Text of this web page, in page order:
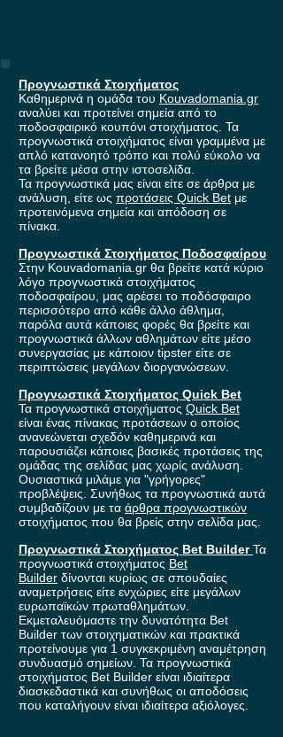
Προγνωστικά Στοιχήματος
Καθημερινά η ομάδα του Kouvadomania.gr
αναλύει και προτείνει σημεία από το
ποδοσφαιρικό κουπόνι στοιχήματος. Τα
προγνωστικά στοιχήματος είναι γραμμένα με
απλό κατανοητό τρόπο και πολύ εύκολο να
τα βρείτε μέσα στην ιστοσελίδα.
Τα προγνωστικά μας είναι είτε σε άρθρα με
ανάλυση, είτε ως προτάσεις Quick Bet με
προτεινόμενα σημεία και απόδοση σε
πίνακα.
Προγνωστικά Στοιχήματος Ποδοσφαίρου
Στην Kouvadomania.gr θα βρείτε κατά κύριο
λόγο προγνωστικά στοιχήματος
ποδοσφαίρου, μας αρέσει το ποδόσφαιρο
περισσότερο από κάθε άλλο άθλημα,
παρόλα αυτά κάποιες φορές θα βρείτε και
προγνωστικά άλλων αθλημάτων είτε μέσο
συνεργασίας με κάποιον tipster είτε σε
περιπτώσεις μεγάλων διοργανώσεων.
Προγνωστικά Στοιχήματος Quick Bet
Τα προγνωστικά στοιχήματος Quick Bet
είναι ένας πίνακας προτάσεων ο οποίος
ανανεώνεται σχεδόν καθημερινά και
παρουσιάζει κάποιες βασικές προτάσεις της
ομάδας της σελίδας μας χωρίς ανάλυση.
Ουσιαστικά μιλάμε για "γρήγορες"
προβλέψεις. Συνήθως τα προγνωστικά αυτά
συμβαδίζουν με τα άρθρα προγνωστικών
στοιχήματος που θα βρείς στην σελίδα μας.
Προγνωστικά Στοιχήματος Bet BuilderΤα
προγνωστικά στοιχήματος Bet
Builder δίνονται κυρίως σε σπουδαίες
αναμετρήσεις είτε ενχώριες είτε μεγάλων
ευρωπαϊκών πρωταθλημάτων.
Εκμεταλευόμαστε την δυνατότητα Bet
Builder των στοιχηματικών και πρακτικά
προτείνουμε για 1 συγκεκριμένη αναμέτρηση
συνδυασμό σημείων. Τα προγνωστικά
στοιχήματος Bet Builder είναι ιδιαίτερα
διασκεδαστικά και συνήθως οι αποδόσεις
που καταλήγουν είναι ιδιαίτερα αξιόλογες.